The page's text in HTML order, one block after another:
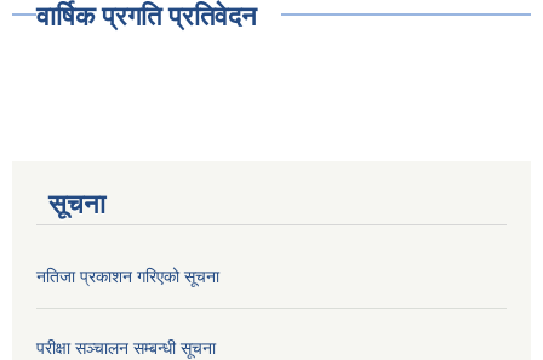
वार्षिक प्रगति प्रतिवेदन
सूचना
नतिजा प्रकाशन गरिएको सूचना
परीक्षा सञ्चालन सम्बन्धी सूचना